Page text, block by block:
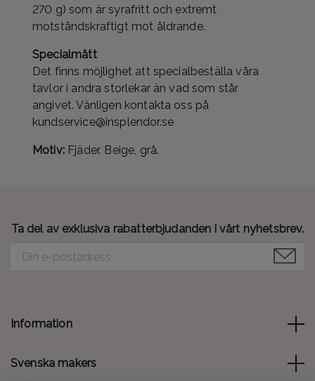
270 g) som är syrafritt och extremt
motståndskraftigt mot åldrande.
Specialmått
Det finns möjlighet att specialbeställa våra
tavlor i andra storlekar än vad som står
angivet. Vänligen kontakta oss på
kundservice@insplendor.se
Motiv:Fjäder. Beige, grå.
Ta del av exklusiva rabatterbjudanden i vårt nyhetsbrev.
Information
Svenska makers